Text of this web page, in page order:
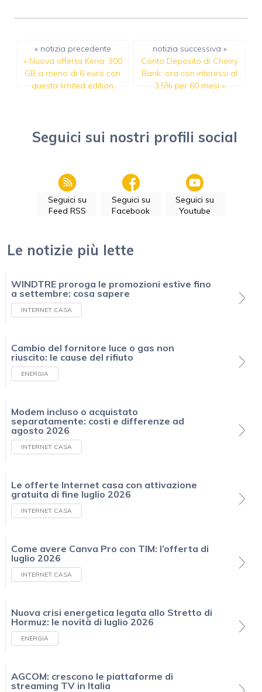
« notizia precedente
« Nuova offerta Kena: 300
GB a meno di 6 euro con
questa limited edition
notizia successiva »
Conto Deposito di Cherry
Bank: ora con interessi al
3,5% per 60 mesi »
Seguici sui nostri profili social
Seguici su
Feed RSS
Seguici su
Facebook
Seguici su
Youtube
Le notizie più lette
WINDTRE proroga le promozioni estive fino
a settembre: cosa sapere
INTERNET CASA
Cambio del fornitore luce o gas non
riuscito: le cause del rifiuto
ENERGIA
Modem incluso o acquistato
separatamente: costi e differenze ad
agosto 2026
INTERNET CASA
Le offerte Internet casa con attivazione
gratuita di fine luglio 2026
INTERNET CASA
Come avere Canva Pro con TIM: l’offerta di
luglio 2026
INTERNET CASA
Nuova crisi energetica legata allo Stretto di
Hormuz: le novità di luglio 2026
ENERGIA
AGCOM: crescono le piattaforme di
streaming TV in Italia